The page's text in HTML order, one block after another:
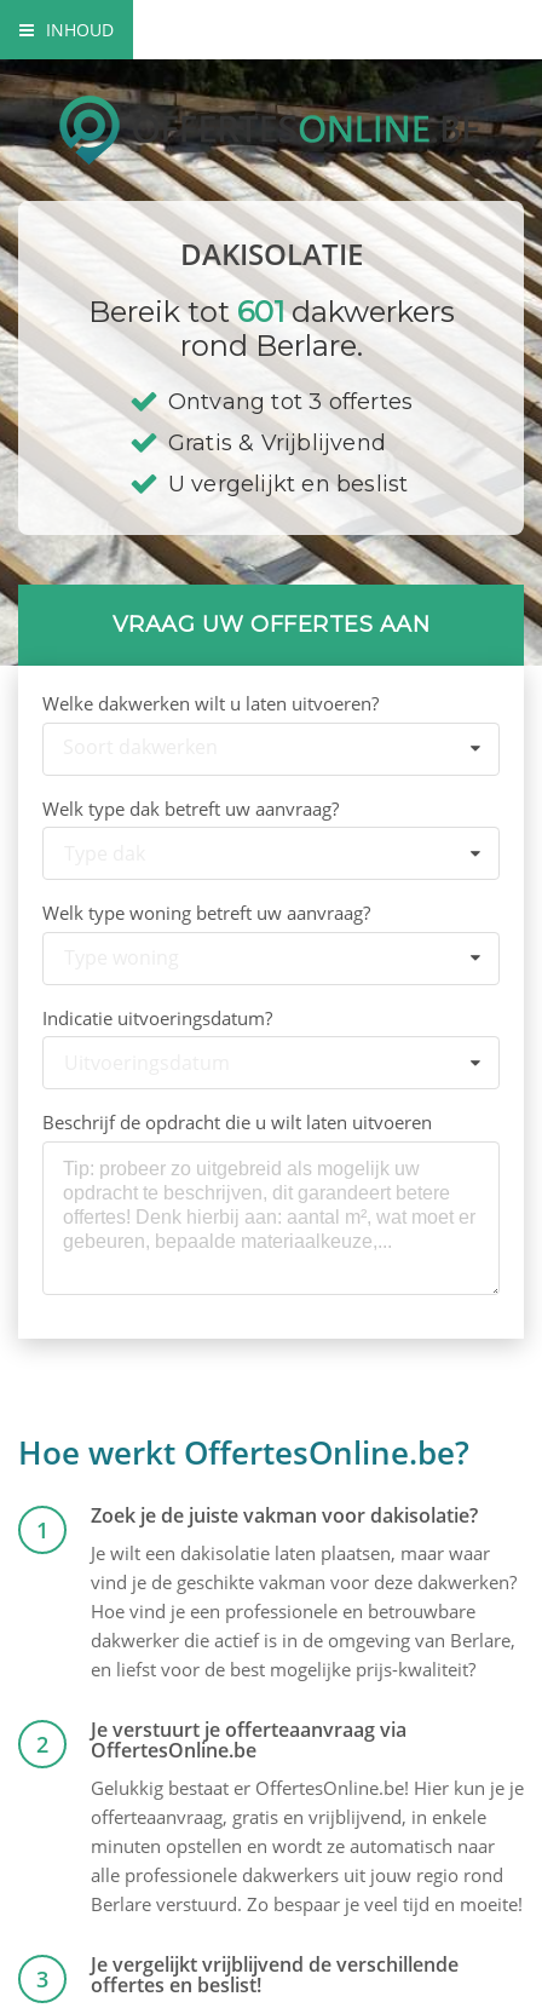
INHOUD
Soorten dakisolatie
Mogelijkheden dakisolatie
Wettelijke verplichtingen
Bedrijf registreren DAKISOLATIE
Bereik tot 601dakwerkers
rond Berlare.
Ontvang tot 3 offertes
Gratis & Vrijblijvend
U vergelijkt en beslist
VRAAG UW OFFERTES AAN
Welke dakwerken wilt u laten uitvoeren?
Welk type dak betreft uw aanvraag?
Welk type woning betreft uw aanvraag?
Indicatie uitvoeringsdatum?
Beschrijf de opdracht die u wilt laten uitvoeren
Hoe werkt OffertesOnline.be?
1 Zoek je de juiste vakman voor dakisolatie?
Je wilt een dakisolatie laten plaatsen, maar waar
vind je de geschikte vakman voor deze dakwerken?
Hoe vind je een professionele en betrouwbare
dakwerker die actief is in de omgeving van Berlare,
en liefst voor de best mogelijke prijs-kwaliteit?
2 Je verstuurt je offerteaanvraag via
OffertesOnline.be
Gelukkig bestaat er OffertesOnline.be! Hier kun je je
offerteaanvraag, gratis en vrijblijvend, in enkele
minuten opstellen en wordt ze automatisch naar
alle professionele dakwerkers uit jouw regio rond
Berlare verstuurd. Zo bespaar je veel tijd en moeite!
3 Je vergelijkt vrijblijvend de verschillende
offertes en beslist!